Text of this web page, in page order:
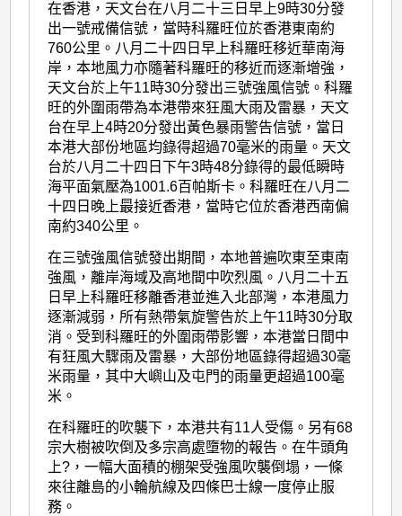
在香港，天文台在八月二十三日早上9時30分發
出一號戒備信號，當時科羅旺位於香港東南約
760公里。八月二十四日早上科羅旺移近華南海
岸，本地風力亦隨著科羅旺的移近而逐漸增強，
天文台於上午11時30分發出三號強風信號。科羅
旺的外圍雨帶為本港帶來狂風大雨及雷暴，天文
台在早上4時20分發出黃色暴雨警告信號，當日
本港大部份地區均錄得超過70毫米的雨量。天文
台於八月二十四日下午3時48分錄得的最低瞬時
海平面氣壓為1001.6百帕斯卡。科羅旺在八月二
十四日晚上最接近香港，當時它位於香港西南偏
南約340公里。
在三號強風信號發出期間，本地普遍吹東至東南
強風，離岸海域及高地間中吹烈風。八月二十五
日早上科羅旺移離香港並進入北部灣，本港風力
逐漸減弱，所有熱帶氣旋警告於上午11時30分取
消。受到科羅旺的外圍雨帶影響，本港當日間中
有狂風大驟雨及雷暴，大部份地區錄得超過30毫
米雨量，其中大嶼山及屯門的雨量更超過100毫
米。
在科羅旺的吹襲下，本港共有11人受傷。另有68
宗大樹被吹倒及多宗高處墮物的報告。在牛頭角
上?，一幅大面積的棚架受強風吹襲倒塌，一條
來往離島的小輪航線及四條巴士線一度停止服
務。